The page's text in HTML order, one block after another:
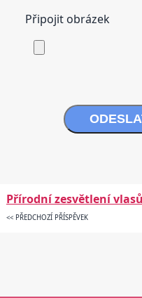
Připojit obrázek
Přírodní zesvětlení vlasů
<< PŘEDCHOZÍ PŘÍSPĚVEK